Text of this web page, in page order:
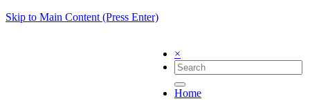
Skip to Main Content (Press Enter)
×
Home